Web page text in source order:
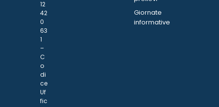
12
42
0
63
1
–
C
o
di
ce
Uf
fic
Giornate
informative